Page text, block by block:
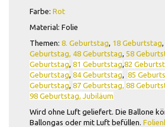
Farbe: Rot
Material: Folie
Themen: 8. Geburtstag, 18 Geburtstag,
Geburtstag, 48 Geburtstag, 58
Geburtstag, 81 Geburtstag,82
Geburtstag, 84 Geburtstag, 85
Geburtstag, 87 Geburtstag, 88
98 Geburtstag, Jubiläum
Wird ohne Luft geliefert. Die Ballone
Ballongas oder mit Luft befüllen.